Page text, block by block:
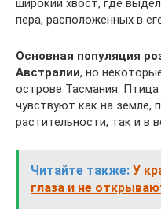
широкий хвост, где
пера, расположенных в
Основная популяция
Австралии, но
острове Тасмания.
чувствуют как на земле,
растительности, так и в
Читайте также: У
глаза и не